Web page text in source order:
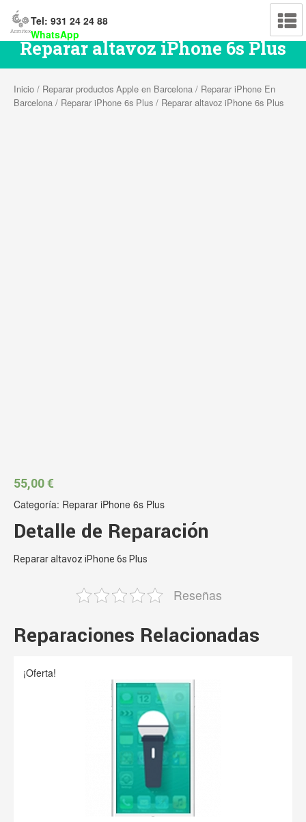
Tel: 931 24 24 88
WhatsApp
Reparar altavoz iPhone 6s Plus
Inicio / Reparar productos Apple en Barcelona / Reparar iPhone En
Barcelona / Reparar iPhone 6s Plus / Reparar altavoz iPhone 6s Plus
55,00€
Categoría: Reparar iPhone 6s Plus
Detalle de Reparación
Reparar altavoz iPhone 6s Plus
Reseñas
Reparaciones Relacionadas
¡Oferta!